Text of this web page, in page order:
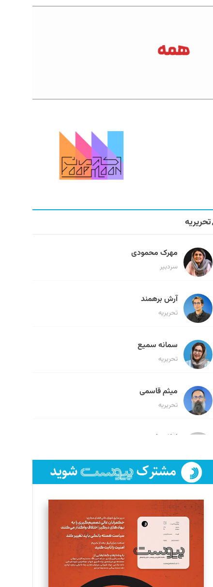
تحریریه
مهرک محمودی
سردبیر
آرش برهمند
تحریریه
سمانه سمیع
تحریریه
میثم قاسمی
تحریریه
لیلا حنارود
فائزه فتحی رستمی
تحریریه
سروش کرمیان
تحریریه
مینا پاکدل